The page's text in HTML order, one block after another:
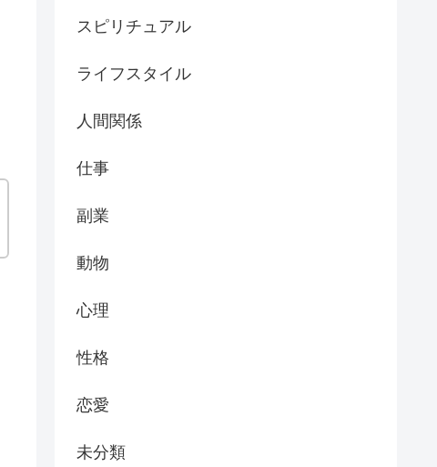
スピリチュアル
ライフスタイル
人間関係
仕事
副業
動物
心理
性格
恋愛
未分類